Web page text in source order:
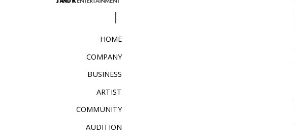
HOME
COMPANY
BUSINESS
ARTIST
COMMUNITY
AUDITION